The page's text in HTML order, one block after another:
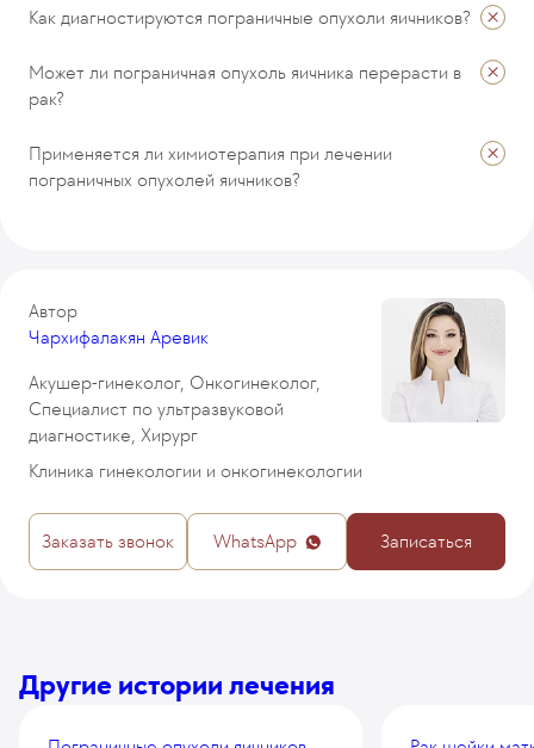
Как диагностируются пограничные опухоли яичников?
Может ли пограничная опухоль яичника перерасти в
рак?
Применяется ли химиотерапия при лечении
пограничных опухолей яичников?
Автор
Чархифалакян Аревик
Акушер-гинеколог, Онкогинеколог,
Специалист по ультразвуковой
диагностике, Хирург
Клиника гинекологии и онкогинекологии
Записаться
WhatsApp
Заказать звонок
Другие истории лечения